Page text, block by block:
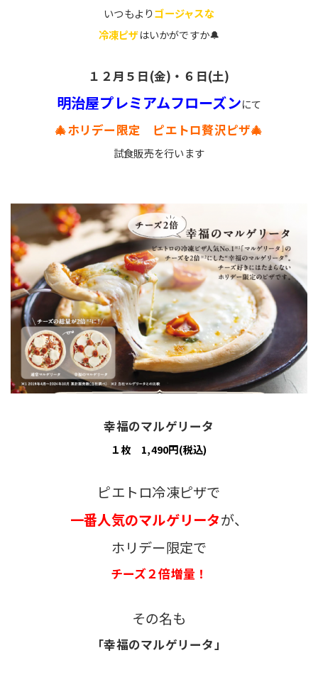
いつもよりゴージャスな
冷凍ピザはいかがですか🔔
１２月５日(金)・６日(土)
明治屋プレミアムフローズンにて
🎄ホリデー限定 ピエトロ贅沢ピザ🎄
試食販売を行います
幸福のマルゲリータ
１枚 1,490円(税込)
ピエトロ冷凍ピザで
一番人気のマルゲリータが、
ホリデー限定で
チーズ２倍増量！
その名も
「幸福のマルゲリータ」